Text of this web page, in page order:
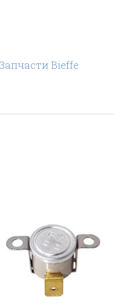
Запчасти Bieffe